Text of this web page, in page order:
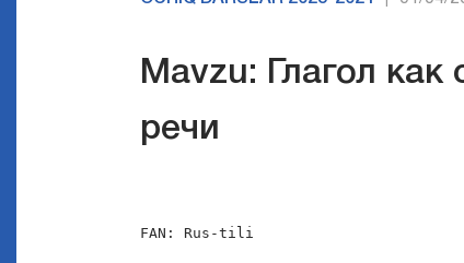
Mavzu: Глагол как
речи
FAN: Rus-tili